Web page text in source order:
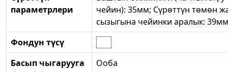
параметрлери
чейин): 35мм; Сүрөттүн төмөн
сызыгына чейинки аралык: 39мм
Фондун түсү
Басып чыгарууга
Ооба